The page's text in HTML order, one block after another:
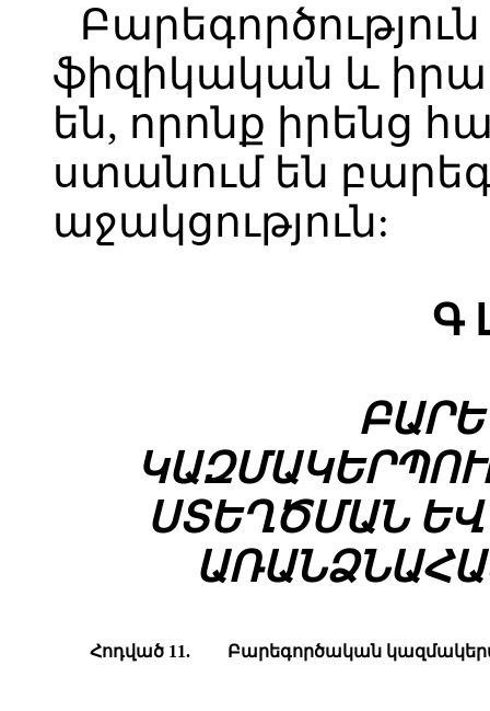
ֆիզիկական և
են, որոնք իրենց
ստանում են
աջակցություն:
Գ
ՍՏԵՂԾՄԱՆ
Հոդված 11. Բարեգործական